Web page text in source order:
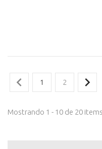
1 2
Mostrando 1 - 10 de 20 items